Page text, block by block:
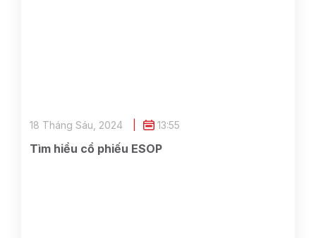
Tìm hiểu cổ phiếu ESOP
18 Tháng Sáu, 2024 13:55